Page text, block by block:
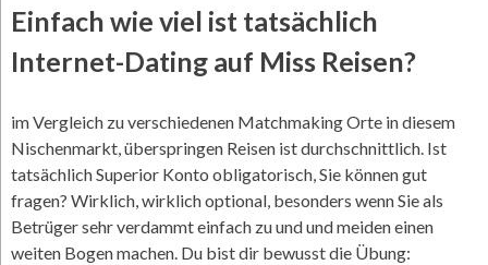
Einfach wie viel ist tatsächlich
Internet-Dating auf Miss Reisen?
im Vergleich zu verschiedenen Matchmaking Orte in diesem
Nischenmarkt, überspringen Reisen ist durchschnittlich. Ist
tatsächlich Superior Konto obligatorisch, Sie können gut
fragen? Wirklich, wirklich optional, besonders wenn Sie als
Betrüger sehr verdammt einfach zu und und meiden einen
weiten Bogen machen. Du bist dir bewusst die Übung: